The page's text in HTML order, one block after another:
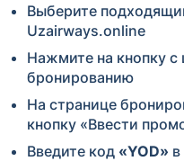
Выберите
Uzairways.online
Нажмите на кнопку с
бронированию
На странице
кнопку «Ввести
Введите код «YOD»